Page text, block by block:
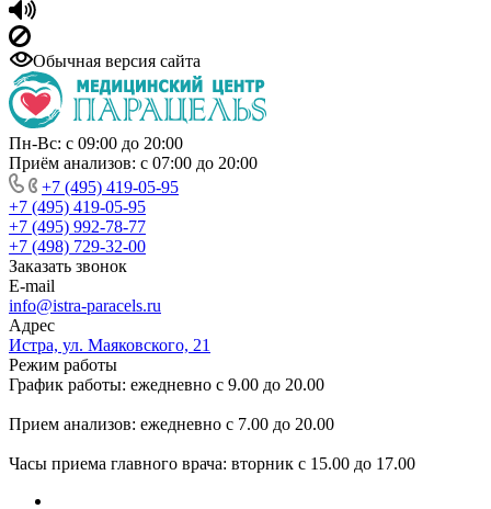
Обычная версия сайта
Пн-Вс: с 09:00 до 20:00
Приём анализов: с 07:00 до 20:00
+7 (495) 419-05-95
+7 (495) 419-05-95
+7 (495) 992-78-77
+7 (498) 729-32-00
Заказать звонок
E-mail
info@istra-paracels.ru
Адрес
Истра, ул. Маяковского, 21
Режим работы
График работы: ежедневно с 9.00 до 20.00
Прием анализов: ежедневно с 7.00 до 20.00
Часы приема главного врача: вторник с 15.00 до 17.00